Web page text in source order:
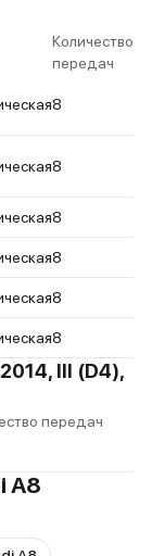
Количество
передач
8
8
8
8
8
8
III (D4),
передач
A8